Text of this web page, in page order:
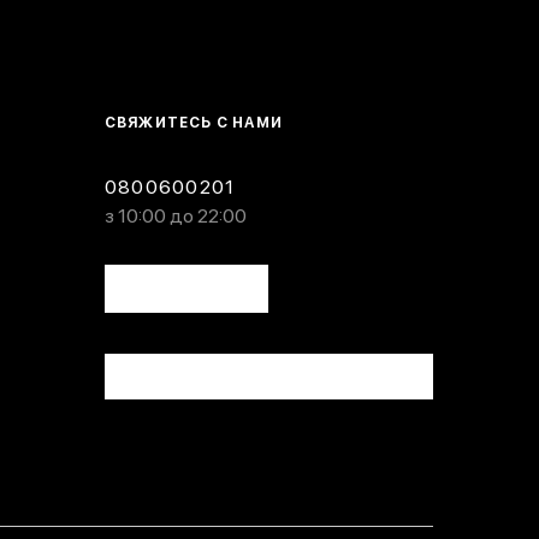
СВЯЖИТЕСЬ С НАМИ
0800600201
з 10:00 до 22:00